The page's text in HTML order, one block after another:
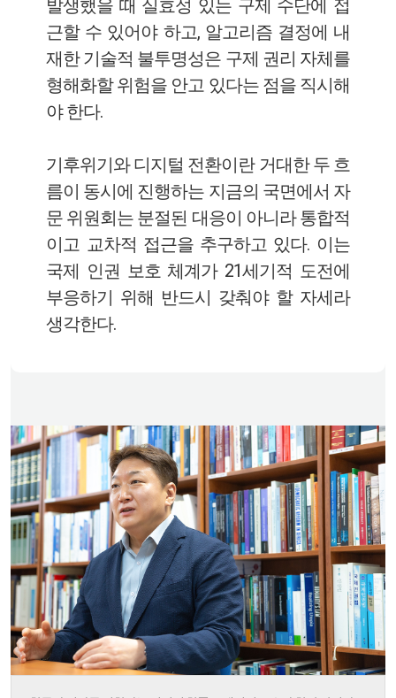
발생했을 때 실효성 있는 구제 수단에 접
근할 수 있어야 하고, 알고리즘 결정에 내
재한 기술적 불투명성은 구제 권리 자체를
형해화할 위험을 안고 있다는 점을 직시해
야 한다.
기후위기와 디지털 전환이란 거대한 두 흐
름이 동시에 진행하는 지금의 국면에서 자
문 위원회는 분절된 대응이 아니라 통합적
이고 교차적 접근을 추구하고 있다. 이는
국제 인권 보호 체계가 21세기적 도전에
부응하기 위해 반드시 갖춰야 할 자세라
생각한다.